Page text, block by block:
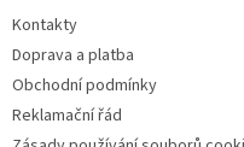
Kontakty
Doprava a platba
Obchodní podmínky
Reklamační řád